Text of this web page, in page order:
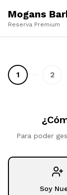
Mogans
Reserva Premium
1 2
Para poder
Soy